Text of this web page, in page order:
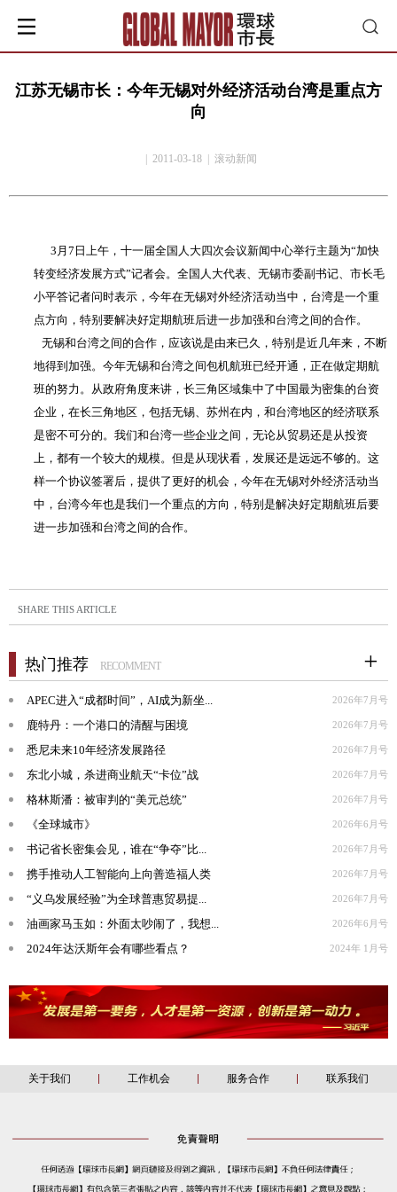
江苏无锡市长：今年无锡对外经济活动台湾是重点方
向
| 2011-03-18 | 滚动新闻
3 月 7 日上午，十一届全国人大四次会议新闻中心举行主题为“加快
转变经济发展方式”记者会。全国人大代表、无锡市委副书记、市长毛
小平答记者问时表示，今年在无锡对外经济活动当中，台湾是一个重
点方向，特别要解决好定期航班后进一步加强和台湾之间的合作。
无锡和台湾之间的合作，应该说是由来已久，特别是近几年来，不断
地得到加强。今年无锡和台湾之间包机航班已经开通，正在做定期航
班的努力。从政府角度来讲，长三角区域集中了中国最为密集的台资
企业，在长三角地区，包括无锡、苏州在内，和台湾地区的经济联系
是密不可分的。我们和台湾一些企业之间，无论从贸易还是从投资
上，都有一个较大的规模。但是从现状看，发展还是远远不够的。这
样一个协议签署后，提供了更好的机会，今年在无锡对外经济活动当
中，台湾今年也是我们一个重点的方向，特别是解决好定期航班后要
进一步加强和台湾之间的合作。
SHARE THIS ARTICLE
热门推荐 RECOMMENT
APEC进入“成都时间”，AI成为新坐... 2026年7月号
鹿特丹：一个港口的清醒与困境 2026年7月号
悉尼未来10年经济发展路径 2026年7月号
东北小城，杀进商业航天“卡位”战 2026年7月号
格林斯潘：被审判的“美元总统” 2026年7月号
《全球城市》 2026年6月号
书记省长密集会见，谁在“争夺”比... 2026年7月号
携手推动人工智能向上向善造福人类 2026年7月号
“义乌发展经验”为全球普惠贸易提... 2026年7月号
油画家马玉如：外面太吵闹了，我想... 2026年6月号
2024年达沃斯年会有哪些看点？ 2024年 1月号
关于我们 工作机会 服务合作 联系我们